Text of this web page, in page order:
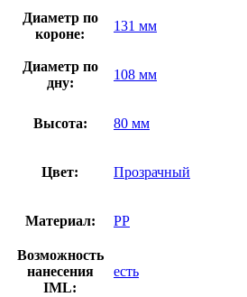
Диаметр по
короне:
131 мм
Диаметр по
дну:
108 мм
Высота: 80 мм
Цвет: Прозрачный
Материал: PP
Возможность
нанесения
IML:
есть